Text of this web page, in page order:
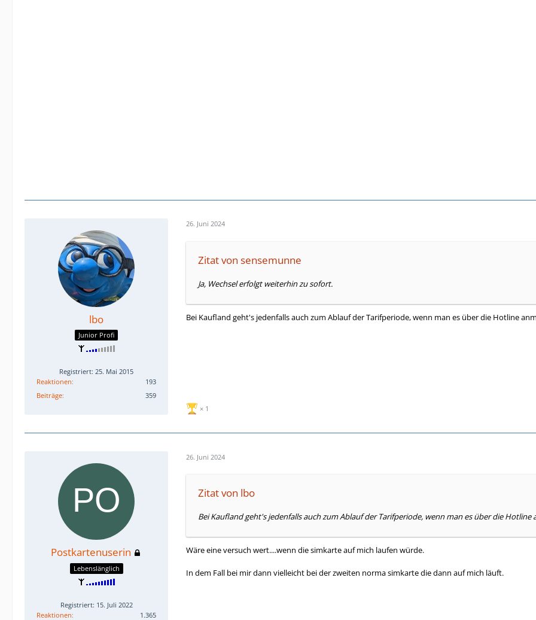
lbo
Junior Profi
Registriert: 25. Mai 2015
Reaktionen
193
Beiträge
359
26. Juni 2024
Zitat von sensemunne
Ja, Wechsel erfolgt weiterhin zu sofort.
Bei Kaufland geht's jedenfalls auch zum Ablauf der Tarifperiode, wenn man es über die Hotline
1
Postkartenuserin
Lebenslänglich
Registriert: 15. Juli 2022
Reaktionen
1.365
26. Juni 2024
Zitat von lbo
Bei Kaufland geht's jedenfalls auch zum Ablauf der Tarifperiode, wenn man es über die
Wäre eine versuch wert....wenn die simkarte auf mich laufen würde.
In dem Fall bei mir dann vielleicht bei der zweiten norma simkarte die dann auf mich läuft.